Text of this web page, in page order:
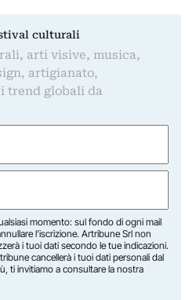
culturali
arti visive, musica,
artigianato,
trend globali da
momento: sul fondo di ogni mail
l’iscrizione. Artribune Srl non
i tuoi dati secondo le tue indicazioni.
cancellerà i tuoi dati personali dal
ti invitiamo a consultare la nostra